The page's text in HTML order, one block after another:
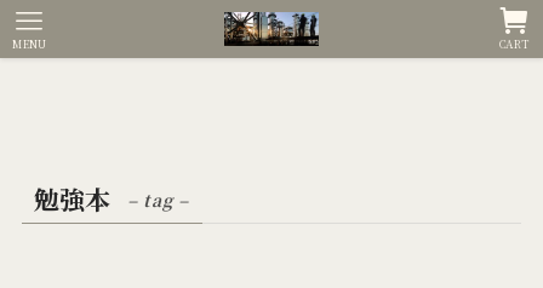
CART
MENU
勉強本 – tag –